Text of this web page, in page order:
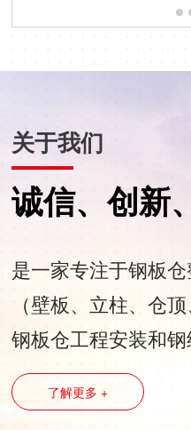
关于我们
诚信、创新
是一家专注于钢板
（壁板、立柱、仓
钢板仓工程安装和
了解更多 +